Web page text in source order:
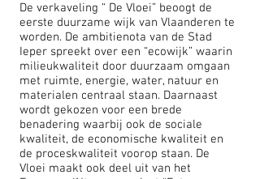
De verkaveling “ De Vloei” beoogt de
eerste duurzame wijk van Vlaanderen te
worden. De ambitienota van de Stad
Ieper spreekt over een “ecowijk” waarin
milieukwaliteit door duurzaam omgaan
met ruimte, energie, water, natuur en
materialen centraal staan. Daarnaast
wordt gekozen voor een brede
benadering waarbij ook de sociale
kwaliteit, de economische kwaliteit en
de proceskwaliteit voorop staan. De
Vloei maakt ook deel uit van het